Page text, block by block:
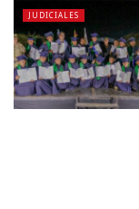
JUDICIALES